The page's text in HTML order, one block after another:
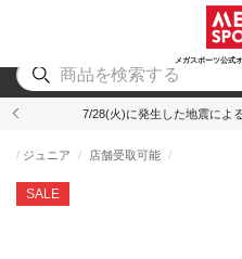
メガスポーツ公式
アウトドア
7/28(火)に発生した地震によ
SALE
ジュニア 店舗受取可能